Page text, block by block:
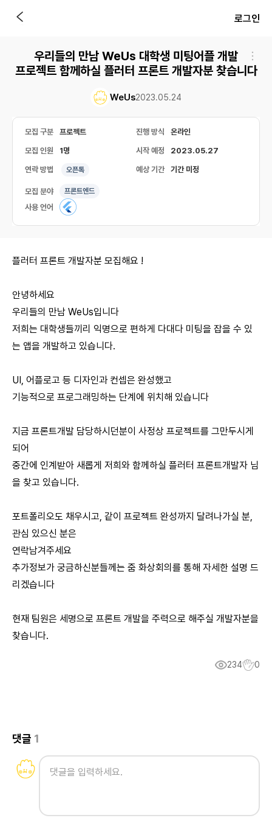
로그인
우리들의 만남 WeUs 대학생 미팅어플 개발
프로젝트 함께하실 플러터 프론트 개발자분 찾습니다
WeUs2023.05.24
모집 구분 프로젝트 진행 방식 온라인
모집 인원 1명 시작 예정 2023.05.27
연락 방법 오픈톡 예상 기간 기간 미정
모집 분야 프론트엔드
사용 언어
플러터 프론트 개발자분 모집해요 !
안녕하세요
우리들의 만남 WeUs입니다
저희는 대학생들끼리 익명으로 편하게 다대다 미팅을 잡을 수 있
는 앱을 개발하고 있습니다.
UI, 어플로고 등 디자인과 컨셉은 완성했고
기능적으로 프로그래밍하는 단계에 위치해 있습니다
지금 프론트개발 담당하시던분이 사정상 프로젝트를 그만두시게
되어
중간에 인계받아 새롭게 저희와 함께하실 플러터 프론트개발자 님
을 찾고 있습니다.
포트폴리오도 채우시고, 같이 프로젝트 완성까지 달려나가실 분,
관심 있으신 분은
연락남겨주세요
추가정보가 궁금하신분들께는 줌 화상회의를 통해 자세한 설명 드
리겠습니다
현재 팀원은 세명으로 프론트 개발을 주력으로 해주실 개발자분을
찾습니다.
234 0
댓글 1